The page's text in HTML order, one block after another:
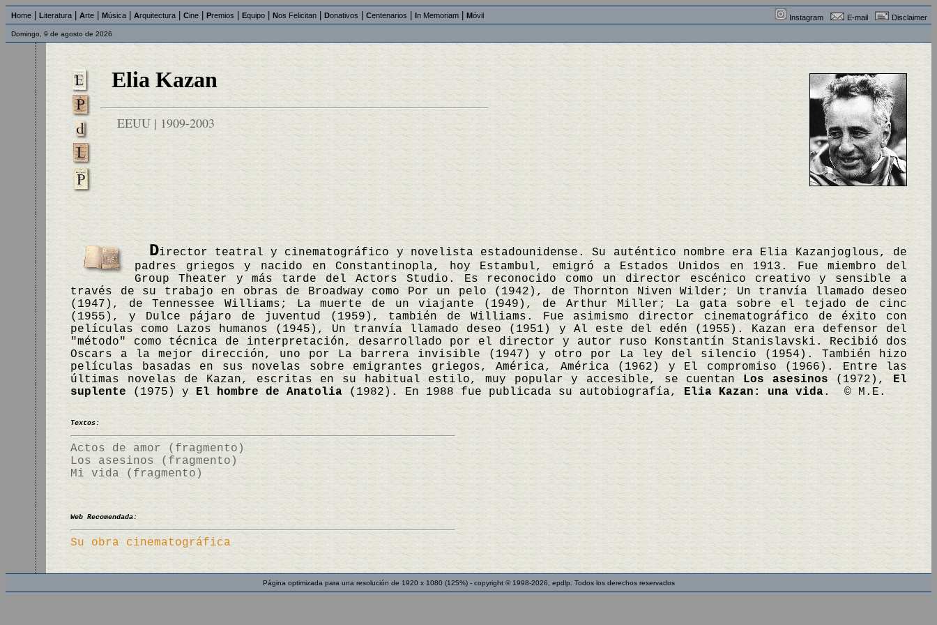
Home Literatura Arte Música Arquitectura Cine Premios Equipo Nos Felicitan Donativos Centenarios In Memoriam Móvil Instagram E-mail Disclaimer
Domingo, 9 de agosto de 2026
Elia Kazan
EEUU | 1909-2003
Director teatral y cinematográfico y novelista estadounidense. Su auténtico nombre era Elia Kazanjoglous, de
padres griegos y nacido en Constantinopla, hoy Estambul, emigró a Estados Unidos en 1913. Fue miembro del
Group Theater y más tarde del Actors Studio. Es reconocido como un director escénico creativo y sensible a
través de su trabajo en obras de Broadway como Por un pelo (1942), de Thornton Niven Wilder; Un tranvía llamado deseo
(1947), de Tennessee Williams; La muerte de un viajante (1949), de Arthur Miller; La gata sobre el tejado de cinc
(1955), y Dulce pájaro de juventud (1959), también de Williams. Fue asimismo director cinematográfico de éxito con
películas como Lazos humanos (1945), Un tranvía llamado deseo (1951) y Al este del edén (1955). Kazan era defensor del
"método" como técnica de interpretación, desarrollado por el director y autor ruso Konstantín Stanislavski. Recibió dos
Oscars a la mejor dirección, uno por La barrera invisible (1947) y otro por La ley del silencio (1954). También hizo
películas basadas en sus novelas sobre emigrantes griegos, América, América (1962) y El compromiso (1966). Entre las
últimas novelas de Kazan, escritas en su habitual estilo, muy popular y accesible, se cuentan Los asesinos (1972), El
suplente(1975) y El hombre de Anatolia(1982). En 1988 fue publicada su autobiografía, Elia Kazan: una vida. © M.E.
Textos:
Actos de amor (fragmento)
Los asesinos (fragmento)
Mi vida (fragmento)
Web Recomendada:
Su obra cinematográfica
Página optimizada para una resolución de 1920 x 1080 (125%) - copyright © 1998-2026, epdlp. Todos los derechos reservados